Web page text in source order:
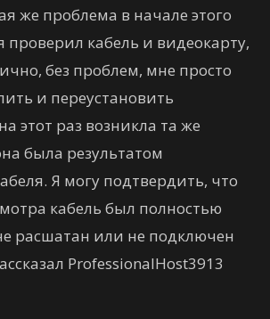
же проблема в начале этого
проверил кабель и видеокарту,
без проблем, мне просто
и переустановить
этот раз возникла та же
была результатом
Я могу подтвердить, что
кабель был полностью
расшатан или не подключен
ProfessionalHost3913